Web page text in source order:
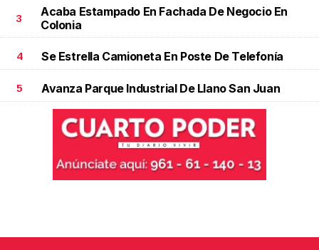
3
Acaba Estampado En Fachada De Negocio En
Colonia
4 Se Estrella Camioneta En Poste De Telefonía
5 Avanza Parque Industrial De Llano San Juan